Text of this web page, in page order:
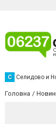
С Селидово и
Головна